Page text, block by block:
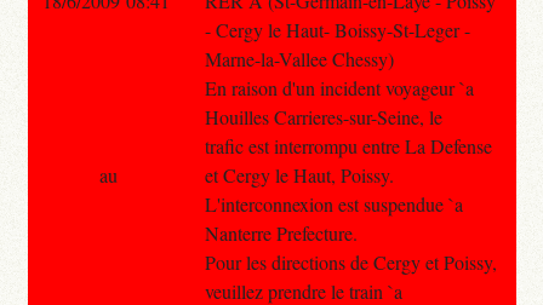
- Cergy le Haut- Boissy-St-Leger -
Marne-la-Vallee Chessy)
En raison d'un incident voyageur `a
Houilles Carrieres-sur-Seine, le
trafic est interrompu entre La Defense
et Cergy le Haut, Poissy.
L'interconnexion est suspendue `a
Nanterre Prefecture.
Pour les directions de Cergy et Poissy,
veuillez prendre le train `a
au